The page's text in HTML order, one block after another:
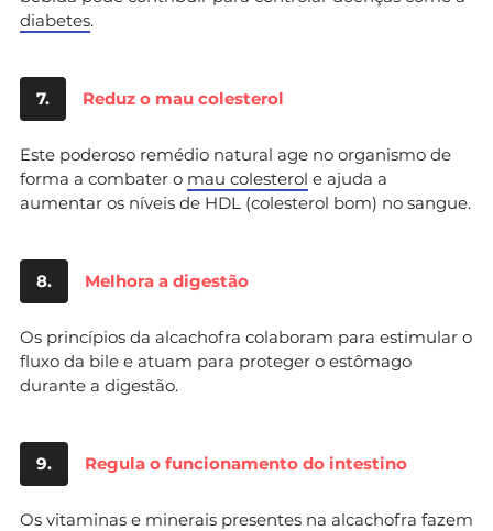
diabetes.
7. Reduz o mau colesterol
Este poderoso remédio natural age no organismo de
forma a combater o mau colesterol e ajuda a
aumentar os níveis de HDL (colesterol bom) no sangue.
8. Melhora a digestão
Os princípios da alcachofra colaboram para estimular o
fluxo da bile e atuam para proteger o estômago
durante a digestão.
9. Regula o funcionamento do intestino
Os vitaminas e minerais presentes na alcachofra fazem